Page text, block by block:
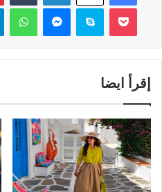
سكايب واتساب
إقرأ ايضا